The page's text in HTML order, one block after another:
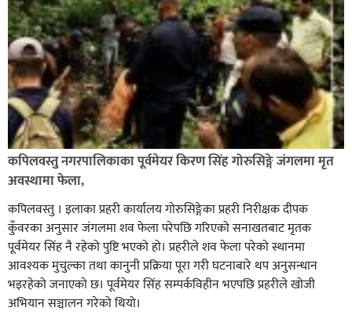
कपिलवस्तु नगरपालिकाका पूर्वमेयर किरण सिंह गोरुसिङ्गे जंगलमा मृत
अवस्थामा फेला,
कपिलवस्तु । इलाका प्रहरी कार्यालय गोरुसिङ्गेका प्रहरी निरीक्षक दीपक
कुँवरका अनुसार जंगलमा शव फेला परेपछि गरिएको सनाखतबाट मृतक
पूर्वमेयर सिंह नै रहेको पुष्टि भएको हो। प्रहरीले शव फेला परेको स्थानमा
आवश्यक मुचुल्का तथा कानुनी प्रक्रिया पूरा गरी घटनाबारे थप अनुसन्धान
भइरहेको जनाएको छ। पूर्वमेयर सिंह सम्पर्कविहीन भएपछि प्रहरीले खोजी
अभियान सञ्चालन गरेको थियो।